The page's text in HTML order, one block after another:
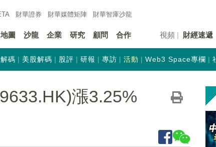
財華證券 財華媒體矩陣 財華智庫沙龍
地圖 沙龍 企業 研究 顧問 合作 視頻 財經速遞
碼 美股解碼 股評 研報 專訪 活動 Web3 Space專欄
漲3.25%